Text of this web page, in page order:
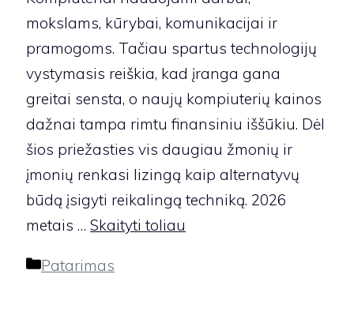
mokslams, kūrybai, komunikacijai ir
pramogoms. Tačiau spartus technologijų
vystymasis reiškia, kad įranga gana
greitai sensta, o naujų kompiuterių kainos
dažnai tampa rimtu finansiniu iššūkiu. Dėl
šios priežasties vis daugiau žmonių ir
įmonių renkasi lizingą kaip alternatyvų
būdą įsigyti reikalingą techniką. 2026
metais … Skaityti toliau
Kategorijos
Patarimas